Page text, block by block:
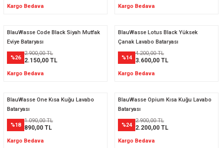
Kargo Bedava Kargo Bedava
BlauWasse Code Black Siyah Mutfak
Eviye Bataryası
%26
2.900,00 TL
2.150,00 TL
Kargo Bedava
BlauWasse Lotus Black Yüksek
Çanak Lavabo Bataryası
%14
4.200,00 TL
3.600,00 TL
Kargo Bedava
BlauWasse One Kısa Kuğu Lavabo
Bataryası
%18
1.090,00 TL
890,00 TL
Kargo Bedava
BlauWasse Opium Kısa Kuğu Lavabo
Bataryası
%24
2.900,00 TL
2.200,00 TL
Kargo Bedava